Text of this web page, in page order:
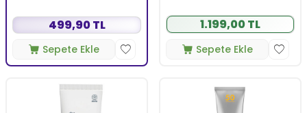
499,90 TL
Sepete Ekle
1.199,00 TL
Sepete Ekle